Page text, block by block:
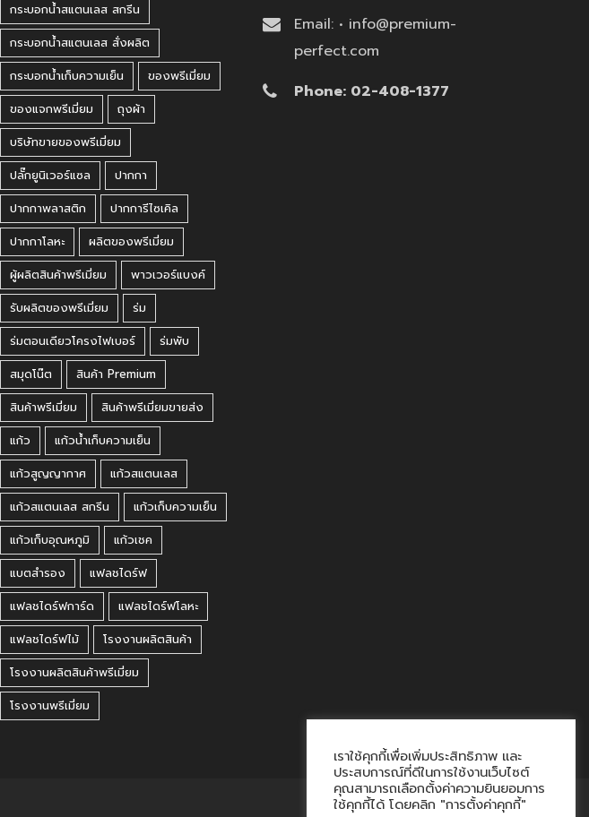
กระบอกน้ำสแตนเลส สกรีน
กระบอกน้ำสแตนเลส สั่งผลิต
กระบอกน้ำเก็บความเย็น
ของพรีเมี่ยม
ของแจกพรีเมี่ยม
ถุงผ้า
บริษัทขายของพรีเมี่ยม
ปลั๊กยูนิเวอร์แซล
ปากกา
ปากกาพลาสติก
ปากการีไซเคิล
ปากกาโลหะ
ผลิตของพรีเมี่ยม
ผู้ผลิตสินค้าพรีเมี่ยม
พาวเวอร์แบงค์
รับผลิตของพรีเมี่ยม
ร่ม
ร่มตอนเดียวโครงไฟเบอร์
ร่มพับ
สมุดโน๊ต
สินค้า Premium
สินค้าพรีเมี่ยม
สินค้าพรีเมี่ยมขายส่ง
แก้ว
แก้วน้ำเก็บความเย็น
แก้วสูญญากาศ
แก้วสแตนเลส
แก้วสแตนเลส สกรีน
แก้วเก็บความเย็น
แก้วเก็บอุณหภูมิ
แก้วเชค
แบตสำรอง
แฟลชไดร์ฟ
แฟลชไดร์ฟการ์ด
แฟลชไดร์ฟโลหะ
แฟลชไดร์ฟไม้
โรงงานผลิตสินค้า
โรงงานผลิตสินค้าพรีเมี่ยม
โรงงานพรีเมี่ยม
Email: • info@premium-
perfect.com
Phone: 02-408-1377
เราใช้คุกกี้เพื่อเพิ่มประสิทธิภาพ และ
ประสบการณ์ที่ดีในการใช้งานเว็บไซต์
คุณสามารถเลือกตั้งค่าความยินยอมการ
ใช้คุกกี้ได้ โดยคลิก "การตั้งค่าคุกกี้"